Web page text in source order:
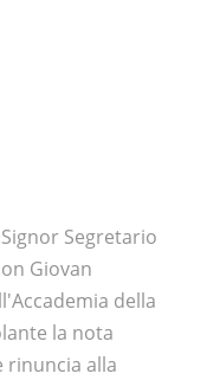
Segretario
Giovan
della
la nota
rinuncia alla